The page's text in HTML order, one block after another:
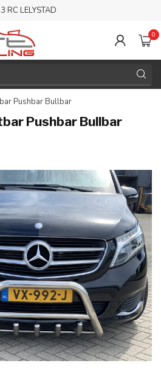
LELYSTAD
0
Pushbar Bullbar
Pushbar Bullbar